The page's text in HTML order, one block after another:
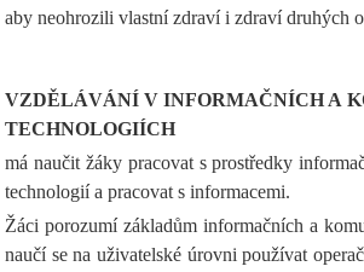
aby neohrozili vlastní zdraví i zdraví druhých
VZDĚLÁVÁNÍ V INFORMAČNÍCH A
TECHNOLOGIÍCH
má naučit žáky pracovat s prostředky
technologií a pracovat s informacemi.
Žáci porozumí základům informačních a
naučí se na uživatelské úrovni používat